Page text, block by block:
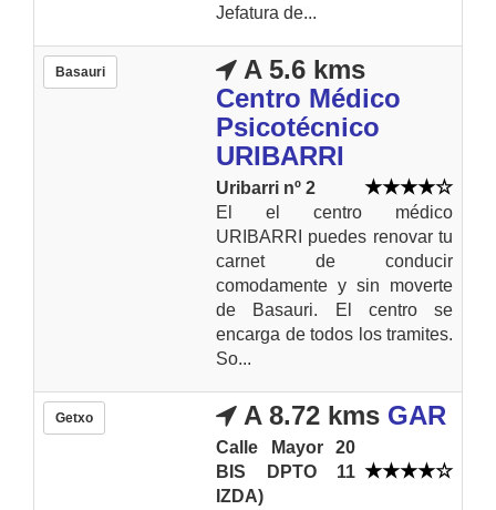
Jefatura de...
Basauri
A 5.6 kms
Centro Médico
Psicotécnico
URIBARRI
Uribarri nº 2
El el centro médico
URIBARRI puedes renovar tu
carnet de conducir
comodamente y sin moverte
de Basauri. El centro se
encarga de todos los tramites.
So...
Getxo A 8.72 kms GAR
Calle Mayor 20
BIS DPTO 11
IZDA)